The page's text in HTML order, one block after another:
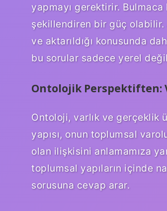
yapmayı gerektirir.
şekillendiren bir güç olabilir.
ve aktarıldığı konusunda
bu sorular sadece yerel
Ontolojik Perspektiften:
Ontoloji, varlık ve gerçeklik
yapısı, onun toplumsal
olan ilişkisini anlamamıza
toplumsal yapıların içinde
sorusuna cevap arar.